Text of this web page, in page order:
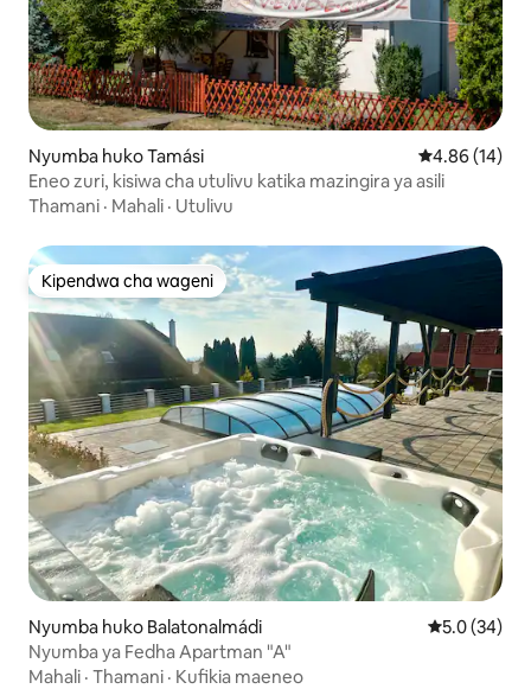
Nyumba huko Tamási Ukadiriaji wa
4.86 (14)
Eneo zuri, kisiwa cha utulivu katika mazingira ya asili
Thamani · Mahali · Utulivu
Kipendwa cha wageni
Kipendwa cha wageni
Nyumba huko Balatonalmádi Ukadiriaji
5.0 (34)
Nyumba ya Fedha Apartman "A"
Mahali · Thamani · Kufikia maeneo